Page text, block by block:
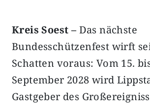
Kreis Soest – Das nächste
Bundesschützenfest wirft
Schatten voraus: Vom 15.
September 2028 wird
Gastgeber des